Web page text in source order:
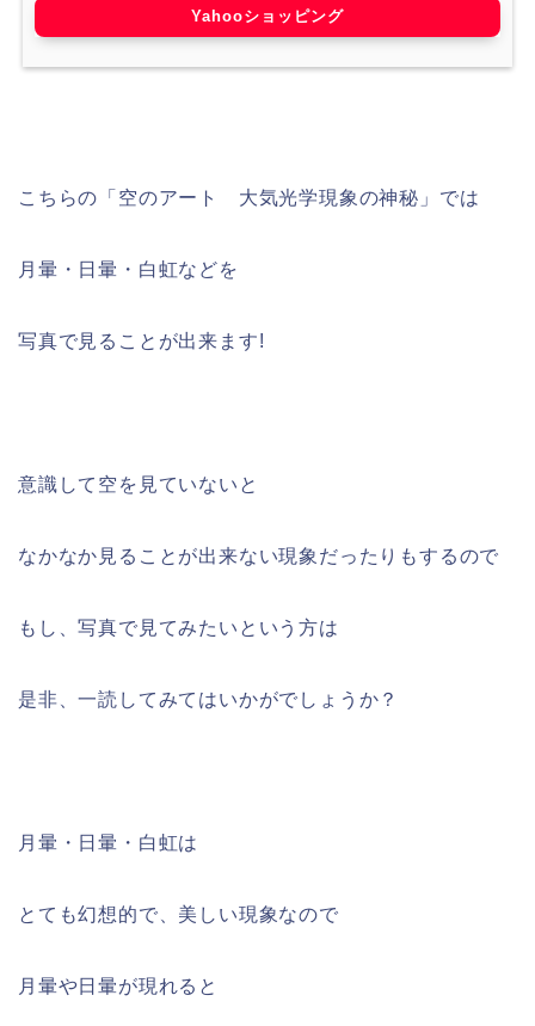
Yahooショッピング
こちらの「空のアート 大気光学現象の神秘」では
月暈・日暈・白虹などを
写真で見ることが出来ます!
意識して空を見ていないと
なかなか見ることが出来ない現象だったりもするので
もし、写真で見てみたいという方は
是非、一読してみてはいかがでしょうか？
月暈・日暈・白虹は
とても幻想的で、美しい現象なので
月暈や日暈が現れると